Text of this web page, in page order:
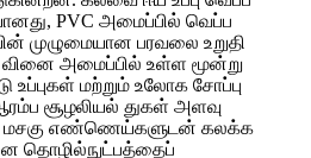
PVC அமைப்பில் வெப்ப
முழுமையான பரவலை உறுதி
அமைப்பில் உள்ள மூன்று
உப்புகள் மற்றும் உலோக சோப்பு
சூழலியல் துகள் அளவு
மசகு எண்ணெய்களுடன் கலக்க
தொழில்நுட்பத்தைப்